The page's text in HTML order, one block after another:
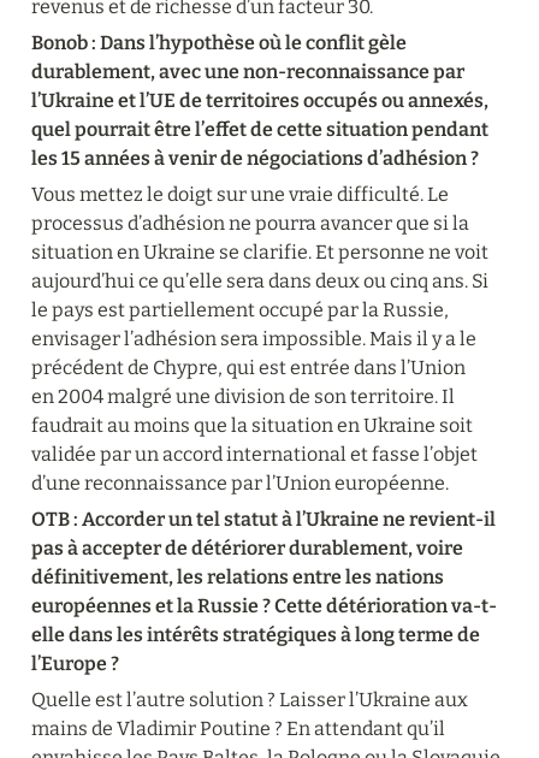
revenus et de richesse d’un facteur 30.
Bonob : Dans l’hypothèse où le conflit gèle
durablement, avec une non-reconnaissance par
l’Ukraine et l’UE de territoires occupés ou annexés,
quel pourrait être l’effet de cette situation pendant
les 15 années à venir de négociations d’adhésion ?
Vous mettez le doigt sur une vraie difficulté. Le
processus d’adhésion ne pourra avancer que si la
situation en Ukraine se clarifie. Et personne ne voit
aujourd’hui ce qu’elle sera dans deux ou cinq ans. Si
le pays est partiellement occupé par la Russie,
envisager l’adhésion sera impossible. Mais il y a le
précédent de Chypre, qui est entrée dans l’Union
en 2004 malgré une division de son territoire. Il
faudrait au moins que la situation en Ukraine soit
validée par un accord international et fasse l’objet
d’une reconnaissance par l’Union européenne.
OTB : Accorder un tel statut à l’Ukraine ne revient-il
pas à accepter de détériorer durablement, voire
définitivement, les relations entre les nations
européennes et la Russie ? Cette détérioration va-t-
elle dans les intérêts stratégiques à long terme de
l’Europe ?
Quelle est l’autre solution ? Laisser l’Ukraine aux
mains de Vladimir Poutine ? En attendant qu’il